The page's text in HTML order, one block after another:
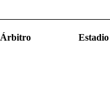
Árbitro Estadio